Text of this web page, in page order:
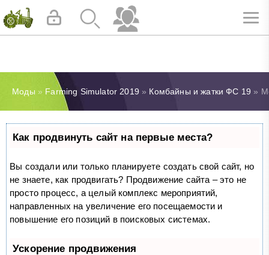
Моды » Farming Simulator 2019 » Комбайны и жатки ФС 19 »
Как продвинуть сайт на первые места?
Вы создали или только планируете создать свой сайт, но
не знаете, как продвигать? Продвижение сайта – это не
просто процесс, а целый комплекс мероприятий,
направленных на увеличение его посещаемости и
повышение его позиций в поисковых системах.
Ускорение продвижения